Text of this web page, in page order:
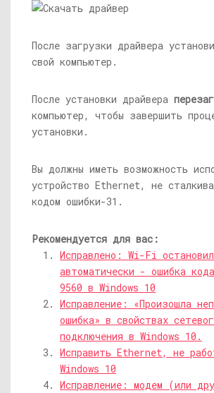
После загрузки драйвера
свой компьютер.
После установки драйвера
компьютер, чтобы завершить
установки.
Вы должны иметь возможность
устройство Ethernet, не
кодом ошибки-31.
Рекомендуется для вас:
Исправлено: Wi-Fi
автоматически - ошибка
9560 в Windows 10
Исправление: «Произошла
ошибка» в свойствах
подключения в Windows 10.
Исправить Ethernet, не
Windows 10
Исправление: модем (или